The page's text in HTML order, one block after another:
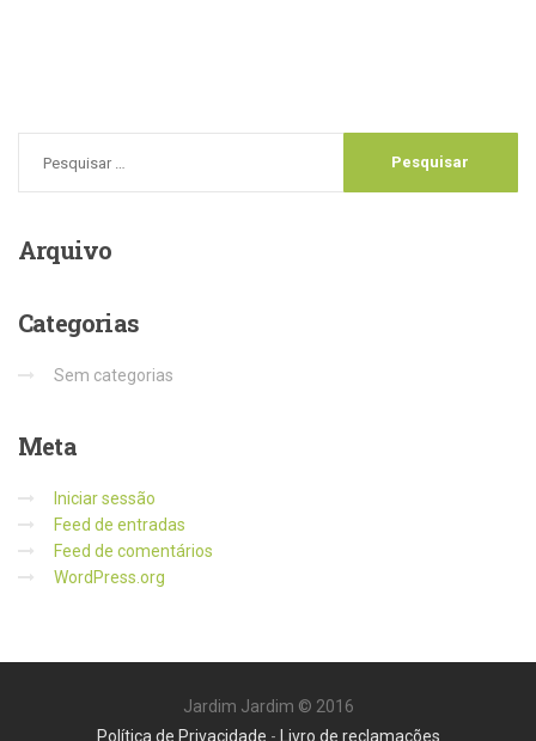
Arquivo
Categorias
Sem categorias
Meta
Iniciar sessão
Feed de entradas
Feed de comentários
WordPress.org
Jardim Jardim © 2016
Política de Privacidade - Livro de reclamações